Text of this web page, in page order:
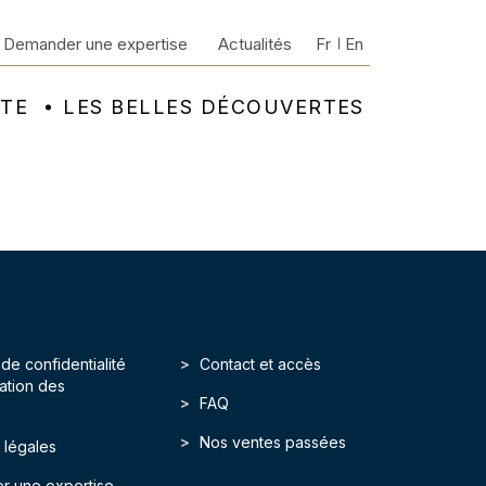
LES BELLES DÉCOUVERTES
Demander une expertise Actualités Fr En
confidentialité
des
légales
Contact et accès
FAQ
Nos ventes passées